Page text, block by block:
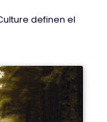
definen el